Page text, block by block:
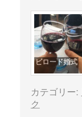
ビロード婚式
カテゴリー:
ク